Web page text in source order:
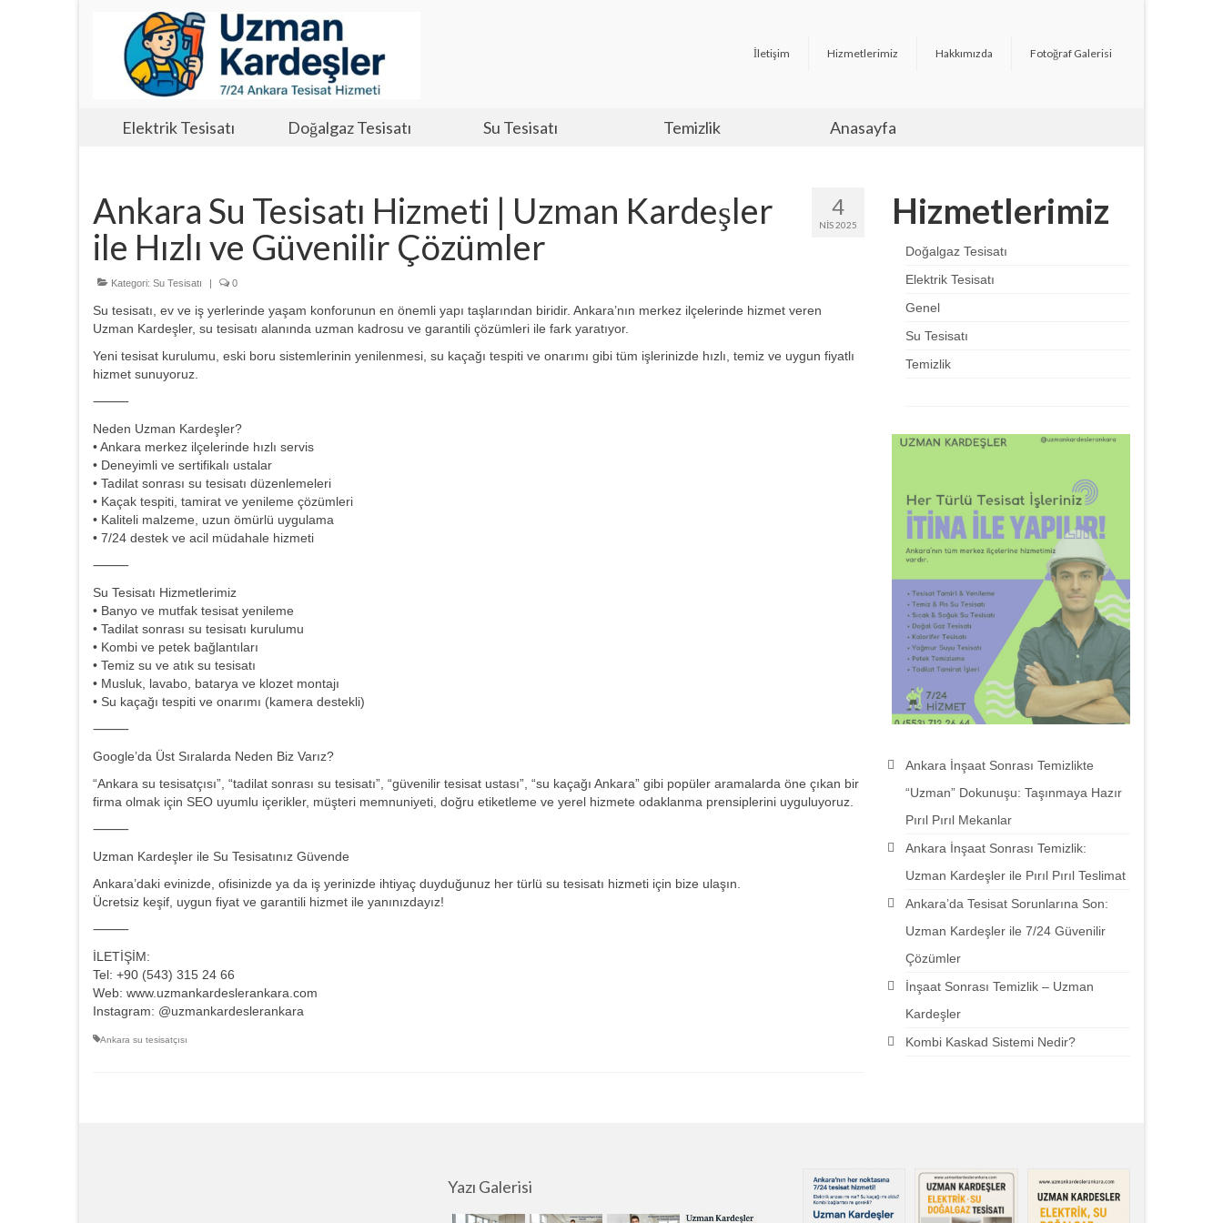
İletişim Hizmetlerimiz Hakkımızda Fotoğraf Galerisi
Elektrik Tesisatı Doğalgaz Tesisatı Su Tesisatı Temizlik Anasayfa
4
NIS 2025
Ankara Su Tesisatı Hizmeti | Uzman Kardeşler
ile Hızlı ve Güvenilir Çözümler
Kategori: Su Tesisatı | 0
Su tesisatı, ev ve iş yerlerinde yaşam konforunun en önemli yapı taşlarından biridir. Ankara’nın merkez ilçelerinde hizmet veren
Uzman Kardeşler, su tesisatı alanında uzman kadrosu ve garantili çözümleri ile fark yaratıyor.
Yeni tesisat kurulumu, eski boru sistemlerinin yenilenmesi, su kaçağı tespiti ve onarımı gibi tüm işlerinizde hızlı, temiz ve uygun fiyatlı
hizmet sunuyoruz.
⸻
Neden Uzman Kardeşler?
• Ankara merkez ilçelerinde hızlı servis
• Deneyimli ve sertifikalı ustalar
• Tadilat sonrası su tesisatı düzenlemeleri
• Kaçak tespiti, tamirat ve yenileme çözümleri
• Kaliteli malzeme, uzun ömürlü uygulama
• 7/24 destek ve acil müdahale hizmeti
⸻
Su Tesisatı Hizmetlerimiz
• Banyo ve mutfak tesisat yenileme
• Tadilat sonrası su tesisatı kurulumu
• Kombi ve petek bağlantıları
• Temiz su ve atık su tesisatı
• Musluk, lavabo, batarya ve klozet montajı
• Su kaçağı tespiti ve onarımı (kamera destekli)
⸻
Google’da Üst Sıralarda Neden Biz Varız?
“Ankara su tesisatçısı”, “tadilat sonrası su tesisatı”, “güvenilir tesisat ustası”, “su kaçağı Ankara” gibi popüler aramalarda öne çıkan bir
firma olmak için SEO uyumlu içerikler, müşteri memnuniyeti, doğru etiketleme ve yerel hizmete odaklanma prensiplerini uyguluyoruz.
⸻
Uzman Kardeşler ile Su Tesisatınız Güvende
Ankara’daki evinizde, ofisinizde ya da iş yerinizde ihtiyaç duyduğunuz her türlü su tesisatı hizmeti için bize ulaşın.
Ücretsiz keşif, uygun fiyat ve garantili hizmet ile yanınızdayız!
⸻
İLETİŞİM:
Tel: +90 (543) 315 24 66
Web: www.uzmankardeslerankara.com
Instagram: @uzmankardeslerankara
Ankara su tesisatçısı
Hizmetlerimiz
Doğalgaz Tesisatı
Elektrik Tesisatı
Genel
Su Tesisatı
Temizlik
Ankara İnşaat Sonrası Temizlikte
“Uzman” Dokunuşu: Taşınmaya Hazır
Pırıl Pırıl Mekanlar
Ankara İnşaat Sonrası Temizlik:
Uzman Kardeşler ile Pırıl Pırıl Teslimat
Ankara’da Tesisat Sorunlarına Son:
Uzman Kardeşler ile 7/24 Güvenilir
Çözümler
İnşaat Sonrası Temizlik – Uzman
Kardeşler
Kombi Kaskad Sistemi Nedir?
Yazı Galerisi